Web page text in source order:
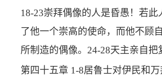
18-23崇拜偶像的人是昏愚！若
了他一个崇高的使命，而他不顾
所制造的偶像。 24-28天主亲自把
第四十五章 1-8居鲁士对伊民和万